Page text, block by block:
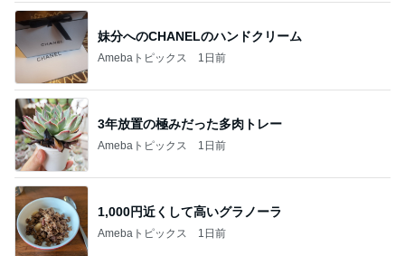
妹分へのCHANELのハンドクリーム
Amebaトピックス 1日前
3年放置の極みだった多肉トレー
Amebaトピックス 1日前
1,000円近くして高いグラノーラ
Amebaトピックス 1日前